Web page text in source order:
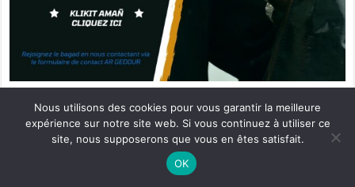
Partenaire Ar Gedour
Ne manquez pas la nouveauté de Bernard Rio "LA REVOLUTION DES
CLIQUEZ ICI POUR EN SAVOIR PLUS
Nous utilisons des cookies pour vous garantir la meilleure
expérience sur notre site web. Si vous continuez à utiliser ce
site, nous supposerons que vous en êtes satisfait.
OK